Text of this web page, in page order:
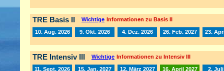
TRE Basis II Wichtige Informationen zu Basis II
10. Aug. 2026 9. Okt. 2026 4. Dez. 2026 26. Feb. 2027 23.
TRE Intensiv III Wichtige Informationen zu Intensiv III
11. Sept. 2026 15. Jan. 2027 12. März 2027 16. April 2027 2. Juli